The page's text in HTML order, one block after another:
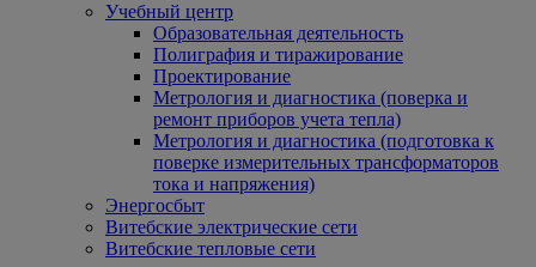
Учебный центр
Образовательная деятельность
Полиграфия и тиражирование
Проектирование
Метрология и диагностика (поверка и
ремонт приборов учета тепла)
Метрология и диагностика (подготовка к
поверке измерительных трансформаторов
тока и напряжения)
Энергосбыт
Витебские электрические сети
Витебские тепловые сети